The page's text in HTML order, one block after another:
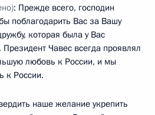
: Прежде всего, господин
поблагодарить Вас за Вашу
которая была у Вас
Чавес всегда проявлял
любовь к России, и мы
к России.
наше желание укрепить